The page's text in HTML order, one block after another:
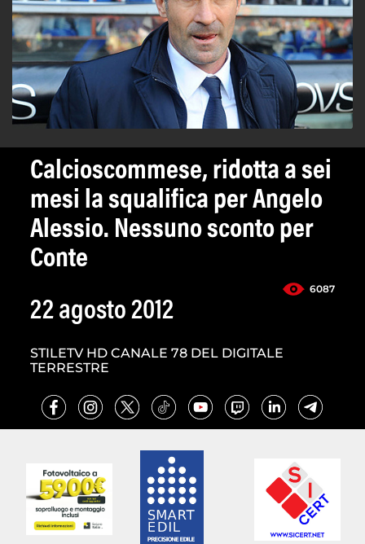
Calcioscommese, ridotta a sei
mesi la squalifica per Angelo
Alessio. Nessuno sconto per
Conte
6087
22 agosto 2012
STILETV HD CANALE 78 DEL DIGITALE
TERRESTRE